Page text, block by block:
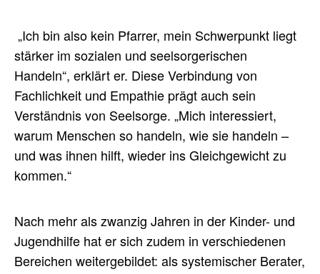
„Ich bin also kein Pfarrer, mein Schwerpunkt liegt
stärker im sozialen und seelsorgerischen
Handeln“, erklärt er. Diese Verbindung von
Fachlichkeit und Empathie prägt auch sein
Verständnis von Seelsorge. „Mich interessiert,
warum Menschen so handeln, wie sie handeln –
und was ihnen hilft, wieder ins Gleichgewicht zu
kommen.“
Nach mehr als zwanzig Jahren in der Kinder- und
Jugendhilfe hat er sich zudem in verschiedenen
Bereichen weitergebildet: als systemischer Berater,